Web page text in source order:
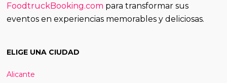
FoodtruckBooking.com para transformar sus
eventos en experiencias memorables y deliciosas.
ELIGE UNA CIUDAD
Alicante